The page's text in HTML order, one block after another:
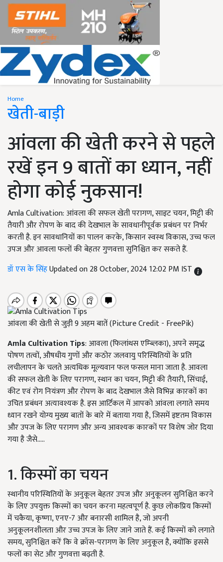
Home
खेती-बाड़ी
आंवला की खेती करने से पहले
रखें इन 9 बातों का ध्यान, नहीं
होगा कोई नुकसान!
Amla Cultivation: आंवला की सफल खेती परागण, साइट चयन, मिट्टी की
तैयारी और रोपण के बाद की देखभाल के सावधानीपूर्वक प्रबंधन पर निर्भर
करती है. इन सावधानियों का पालन करके, किसान स्वस्थ विकास, उच्च फल
उपज और आवला फलों की बेहतर गुणवत्ता सुनिश्चित कर सकते हैं.
डॉ एस के सिंहUpdated on 28 October, 2024 12:02 PM IST
आंवला की खेती से जुड़ी 9 अहम बातें (Picture Credit - FreePik)
Amla Cultivation Tips: आवला (फिलांथस एम्ब्लिका), अपने समृद्ध
पोषण तत्वों, औषधीय गुणों और कठोर जलवायु परिस्थितियों के प्रति
लचीलापन के चलते अत्यधिक मूल्यवान फल फसल माना जाता है. आवला
की सफल खेती के लिए परागण, स्थान का चयन, मिट्टी की तैयारी, सिंचाई,
कीट एवं रोग नियंत्रण और रोपण के बाद देखभाल जैसे विभिन्न कारकों का
उचित प्रबंधन अत्यावश्यक है. इस आर्टिकल में आपको आंवला लगाते समय
ध्यान रखने योग्य मुख्य बातों के बारे में बताया गया है, जिसमें इष्टतम विकास
और उपज के लिए परागण और अन्य आवश्यक कारकों पर विशेष जोर दिया
गया है जैसे.....
1. किस्मों का चयन
स्थानीय परिस्थितियों के अनुकूल बेहतर उपज और अनुकूलन सुनिश्चित करने
के लिए उपयुक्त किस्मों का चयन करना महत्वपूर्ण है. कुछ लोकप्रिय किस्मों
में चकैया, कृष्णा, एनए-7 और बनारसी शामिल है, जो अपनी
अनुकूलनशीलता और उच्च उपज के लिए जाने जाते हैं. कई किस्मों को लगाते
समय, सुनिश्चित करें कि वे क्रॉस-परागण के लिए अनुकूल है, क्योंकि इससे
फलों का सेट और गुणवत्ता बढ़ती है.